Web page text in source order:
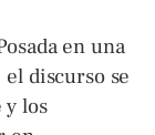
en una
discurso se
los